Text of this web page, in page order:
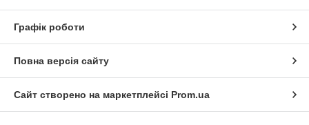
Графік роботи
Повна версія сайту
Сайт створено на маркетплейсі Prom.ua